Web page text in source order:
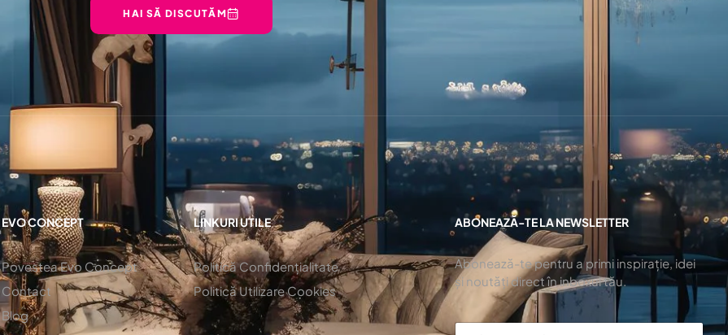
HAI SĂ DISCUTĂM
EVO CONCEPT
Povestea Evo Concept
Contact
Blog
LINKURI UTILE
Politică Confidențialitate
Politică Utilizare Cookies
ABONEAZĂ-TE LA NEWSLETTER
Abonează-te pentru a primi inspirație, idei
și noutăți direct în inboxul tău.